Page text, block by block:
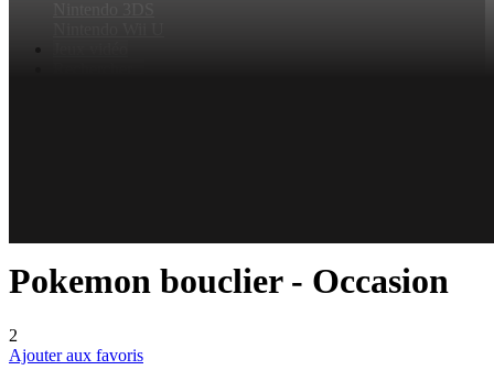
Pokemon bouclier - Occasion
2
Ajouter aux favoris